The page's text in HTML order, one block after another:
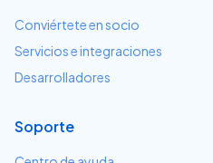
Conviértete en socio
Servicios e integraciones
Desarrolladores
Soporte